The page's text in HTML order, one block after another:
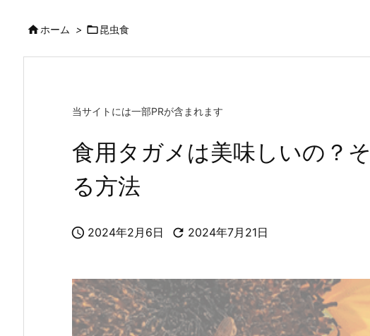
ホーム > 昆虫食
当サイトには一部PRが含まれます
食用タガメは美味しいの？
る方法
 2024年2月6日  2024年7月21日